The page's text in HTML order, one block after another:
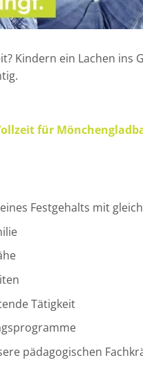
Kindern ein Lachen
für
Festgehalts mit
Tätigkeit
pädagogischen